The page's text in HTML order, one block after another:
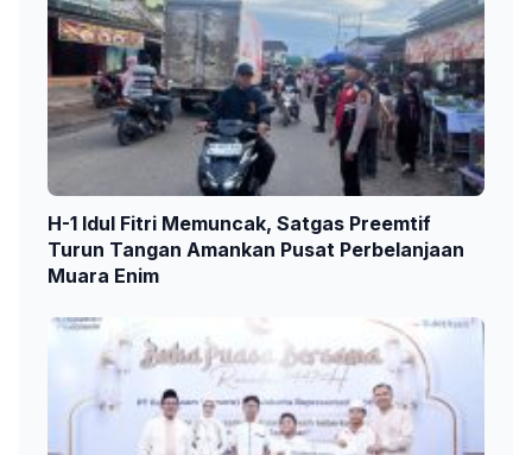
H-1 Idul Fitri Memuncak, Satgas Preemtif
Turun Tangan Amankan Pusat Perbelanjaan
Muara Enim